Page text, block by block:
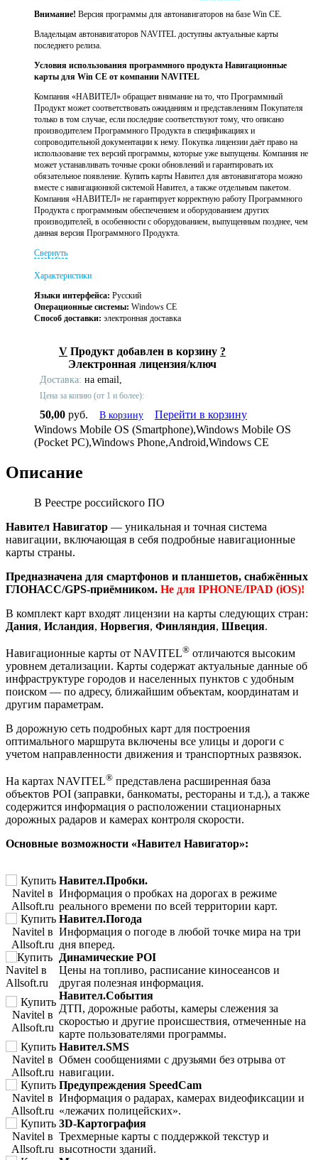
Внимание! Версия программы для автонавигаторов на базе Win CE.
Владельцам автонавигаторов NAVITEL доступны актуальные карты
последнего релиза .
Условия использования программного продукта Навигационные
карты для Win CE от компании NAVITEL
Компания «НАВИТЕЛ» обращает внимание на то, что Программный
Продукт может соответствовать ожиданиям и представлениям Покупателя
только в том случае, если последние соответствуют тому, что описано
производителем Программного Продукта в спецификациях и
сопроводительной документации к нему. Покупка лицензии даёт право на
использование тех версий программы, которые уже выпущены. Компания не
может устанавливать точные сроки обновлений и гарантировать их
обязательное появление. Купить карты Навител для автонавигатора можно
вместе с навигационной системой Навител, а также отдельным пакетом.
Компания «НАВИТЕЛ» не гарантирует корректную работу Программного
Продукта с программным обеспечением и оборудованием других
производителей, в особенности с оборудованием, выпущенным позднее, чем
данная версия Программного Продукта.
Свернуть
Характеристики
Языки интерфейса: Русский
Операционные системы: Windows CE
Способ доставки: электронная доставка
V Продукт добавлен в корзину ?
Электронная лицензия/ключ
Доставка: на email,
Цена за копию (от 1 и более):
50,00 руб. В корзину
Перейти в корзину
Windows Mobile OS (Smartphone),Windows Mobile OS
(Pocket PC),Windows Phone,Android,Windows CE
Описание
В Реестре российского ПО
Навител Навигатор — уникальная и точная система
навигации, включающая в себя подробные навигационные
карты страны.
Предназначена для смартфонов и планшетов, снабжённых
ГЛОНАСС/GPS-приёмником. Не для IPHONE/IPAD (iOS)!
В комплект карт входят лицензии на карты следующих стран:
Дания, Исландия, Норвегия, Финляндия, Швеция.
Навигационные карты от NAVITEL® отличаются высоким
уровнем детализации. Карты содержат актуальные данные об
инфраструктуре городов и населенных пунктов с удобным
поиском — по адресу, ближайшим объектам, координатам и
другим параметрам.
В дорожную сеть подробных карт для построения
оптимального маршрута включены все улицы и дороги с
учетом направленности движения и транспортных развязок.
На картах NAVITEL® представлена расширенная база
объектов POI (заправки, банкоматы, рестораны и т.д.), а также
содержится информация о расположении стационарных
дорожных радаров и камерах контроля скорости.
Основные возможности «Навител Навигатор»:
Навител.Пробки.
Информация о пробках на дорогах в режиме
реального времени по всей территории карт.
Навител.Погода
Информация о погоде в любой точке мира на три
дня вперед.
Динамические POI
Цены на топливо, расписание киносеансов и
другая полезная информация.
Навител.События
ДТП, дорожные работы, камеры слежения за
скоростью и другие происшествия, отмеченные на
карте пользователями программы.
Навител.SMS
Обмен сообщениями с друзьями без отрыва от
навигации.
Предупреждения SpeedCam
Информация о радарах, камерах видеофиксации и
«лежачих полицейских».
3D-Картография
Трехмерные карты с поддержкой текстур и
высотности зданий.